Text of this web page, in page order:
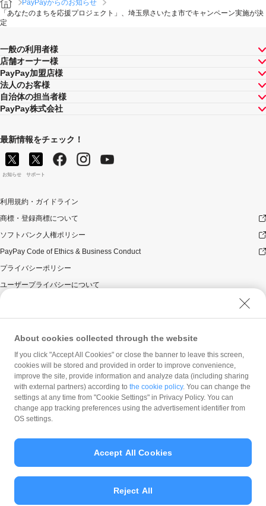
PayPayからのお知らせ
「あなたのまちを応援プロジェクト」、埼玉県さいたま市でキャンペーン実施が決
定
一般の利用者様
店舗オーナー様
PayPay加盟店様
法人のお客様
自治体の担当者様
PayPay株式会社
最新情報をチェック！
お知らせ サポート
利用規約・ガイドライン
商標・登録商標について
ソフトバンク人権ポリシー
PayPay Code of Ethics & Business Conduct
プライバシーポリシー
ユーザープライバシーについて
ウェブサイト利用規約
反社会的勢力に対する方針
勧誘方針
マネロン等基本方針
カスタマーハラスメントに関する当社の考え方
© PayPay Corporation
About cookies collected through the website
If you click "Accept All Cookies" or close the banner to leave this screen,
cookies will be stored and provided in order to improve convenience,
improve the site, provide information and analyze data (including sharing
with external partners) according to the cookie policy. You can change the
settings at any time from "Cookie Settings" in Privacy Policy. You can
change app tracking preferences using the advertisement identifier from
OS settings.
Reject All
Accept All Cookies